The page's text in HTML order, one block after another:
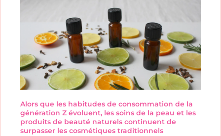
Alors que les habitudes de consommation de la
génération Z évoluent, les soins de la peau et les
produits de beauté naturels continuent de
surpasser les cosmétiques traditionnels